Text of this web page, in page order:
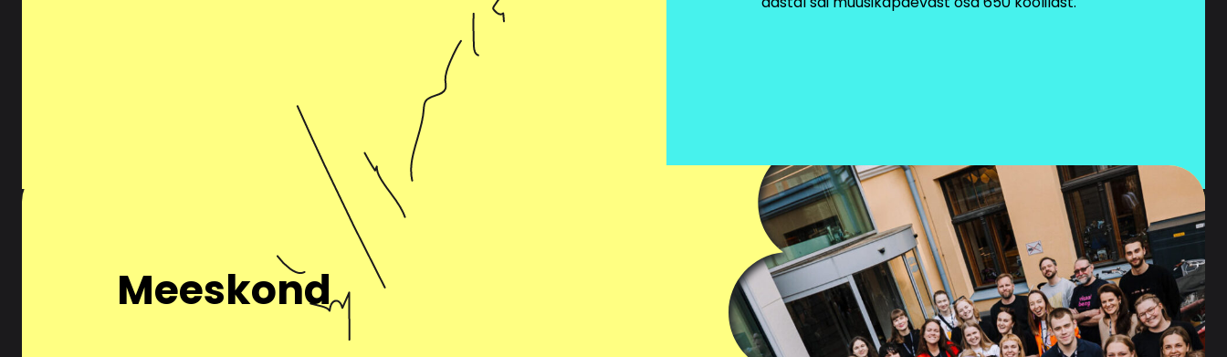
Meeskond
turvameetmeid, et kaitsta isikuandmeid juhusliku või ebaseadusliku hävitamise, kaotsimineku, muutmise või
loata juurdepääsu ja avalikustamise eest. Isikuandmete edastamine veebipoe volitatud töötlejatele (nt
transporditeenuse pakkuja ja andmemajutus) isikuandmete töötlemine toimub veebipoe ja volitatud
töötlejatega sõlmitud lepingute alusel. Volitatud töötlejaid on kohustatud tagama isikuandmete töötlemisel
asjakohased kaitsemeetmed.
Nõusoleku tagasivõtmine
Kui isikuandmete töötlemine toimub kliendi nõusoleku alusel, siis on kliendil õigus nõusolek tagasi võtta
teavitades sellest kliendituge e-posti teel.
Kliendiandmeid ei töödelda kauem kui vajalik. Säilitamise periood võib põhineda lepingutel kliendiga, Eesti
Pärimusmuusika Keskuse õigustatud huvil või kohaldataval õigusel (nt raamatupidamisega seotud seadused,
või aegumistähtajaga seotud seadused, muu eraõigus).